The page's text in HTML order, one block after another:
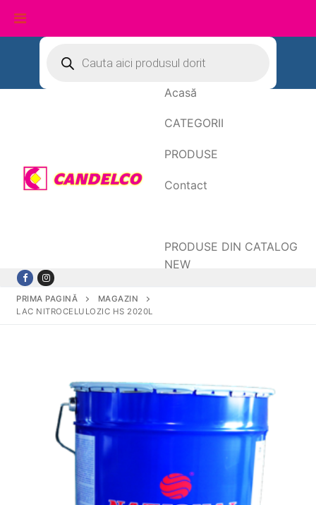
conținut
search
Acasă
CATEGORII
PRODUSE
Contact
PRODUSE DIN CATALOG
NEW
PRIMA PAGINĂ
MAGAZIN
LAC NITROCELULOZIC HS 2020L